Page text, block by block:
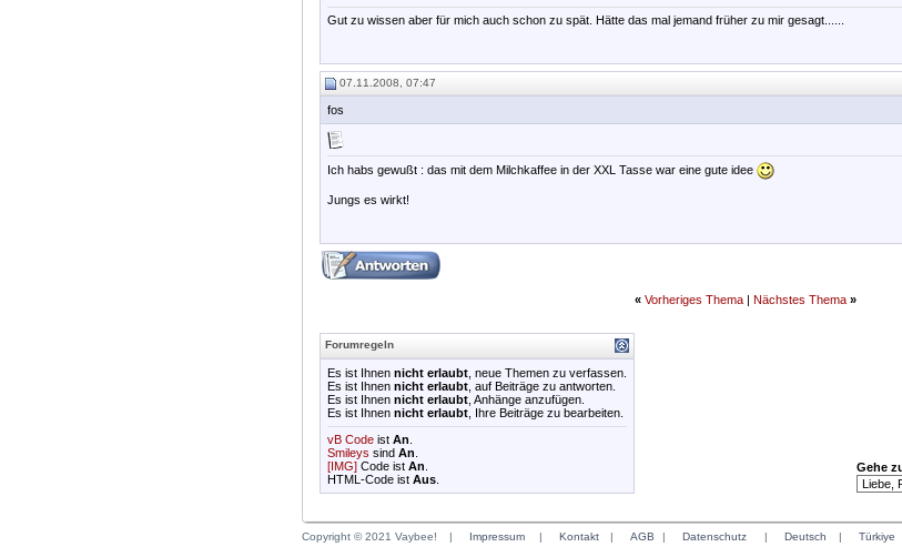
Gut zu wissen aber für mich auch schon zu spät. Hätte das mal jemand früher zu mir gesagt......
07.11.2008, 07:47
fos
Ich habs gewußt : das mit dem Milchkaffee in der XXL Tasse war eine gute idee
Jungs es wirkt!
« Vorheriges Thema | Nächstes Thema »
Forumregeln
Es ist Ihnen nicht erlaubt , neue Themen zu verfassen.
Es ist Ihnen nicht erlaubt , auf Beiträge zu antworten.
Es ist Ihnen nicht erlaubt , Anhänge anzufügen.
Es ist Ihnen nicht erlaubt , Ihre Beiträge zu bearbeiten.
vB Code ist An
Smileys sind An
[IMG] Code ist An
HTML-Code ist Aus
Gehe
Copyright © 2021 Vaybee! | Impressum | Kontakt | AGB | Datenschutz | Deutsch | Türkiye